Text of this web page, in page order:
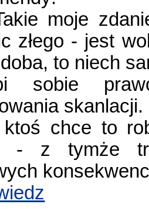
moje
złego - jest
to niech
sobie
skanlacji.
chce to
- z tymże